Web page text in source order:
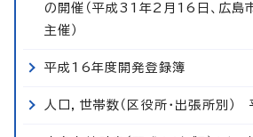
の開催（平成31年2月16日、広
主催）
平成16年度開発登録簿
人口，世帯数（区役所・出張所別